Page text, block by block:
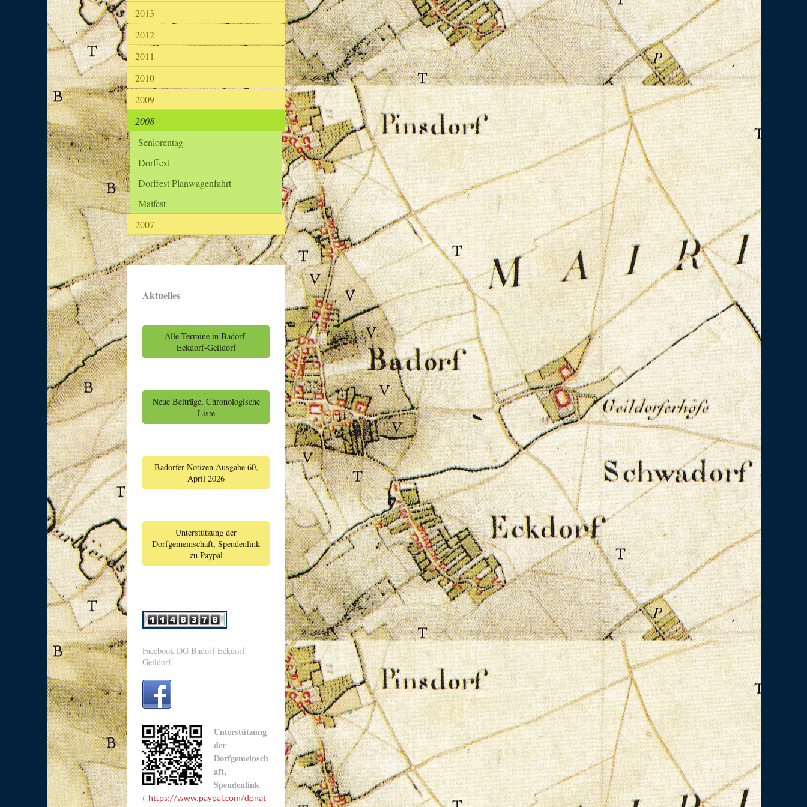
2013
2012
2011
2010
2009
2008
Seniorentag
Dorffest
Dorffest Planwagenfahrt
Maifest
2007
Aktuelles
Alle Termine in Badorf-
Eckdorf-Geildorf
Neue Beiträge, Chronologische
Liste
Badorfer Notizen Ausgabe 60,
April 2026
Unterstützung der
Dorfgemeinschaft, Spendenlink
zu Paypal
Facebook DG Badorf Eckdorf
Geildorf
Unterstützung
der
Dorfgemeinsch
aft,
Spendenlink
( https://www.paypal.com/donat